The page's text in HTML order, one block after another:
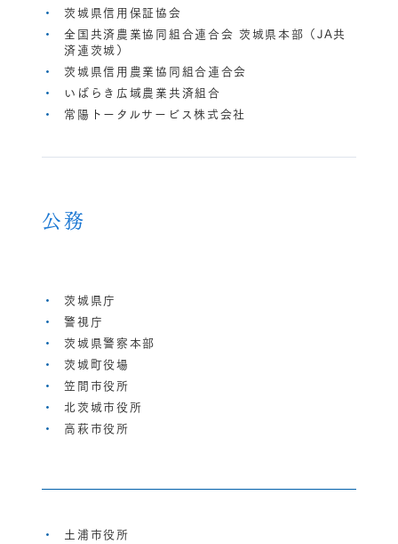
茨城県信用保証協会
全国共済農業協同組合連合会 茨城県本部（JA共
済連茨城）
茨城県信用農業協同組合連合会
いばらき広域農業共済組合
常陽トータルサービス株式会社
公務
茨城県庁
警視庁
茨城県警察本部
茨城町役場
笠間市役所
北茨城市役所
高萩市役所
土浦市役所